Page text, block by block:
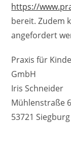
https://
bereit. Zudem
angefordert
Praxis für
GmbH
Iris Schneider
Mühlenstraße
53721 Siegburg